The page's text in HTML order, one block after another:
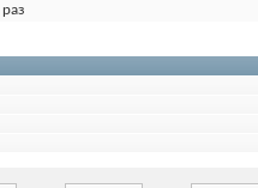
раз